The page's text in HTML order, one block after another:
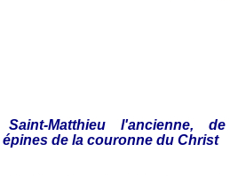
Matthieu l'ancienne, de
de la couronne du Christ